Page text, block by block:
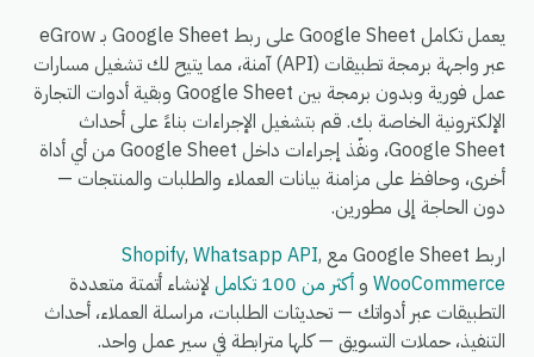
يعمل تكامل Google Sheet على ربط Google Sheet بـ eGrow
عبر واجهة برمجة تطبيقات (API) آمنة، مما يتيح لك تشغيل مسارات
عمل فورية وبدون برمجة بين Google Sheet وبقية أدوات التجارة
الإلكترونية الخاصة بك. قم بتشغيل الإجراءات بناءً على أحداث
Google Sheet، ونفّذ إجراءات داخل Google Sheet من أي أداة
أخرى، وحافظ على مزامنة بيانات العملاء والطلبات والمنتجات —
دون الحاجة إلى مطورين.
اربط Google Sheet مع
Shopify, Whatsapp API,
WooCommerce و أكثر من 100 تكامل
لإنشاء أتمتة متعددة
التطبيقات عبر أدواتك — تحديثات الطلبات، مراسلة العملاء، أحداث
التنفيذ، حملات التسويق — كلها مترابطة في سير عمل واحد.